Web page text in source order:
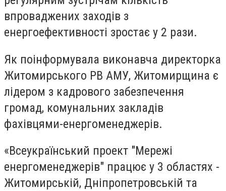
впроваджених заходів з
енергоефективності зростає у 2 рази.
Як поінформувала виконавча директорка
Житомирського РВ АМУ, Житомирщина є
лідером з кадрового забезпечення
громад, комунальних закладів
фахівцями-енергоменеджерів.
«Всеукраїнський проект "Мережі
енергоменеджерів" працює у 3 областях -
Житомирській, Дніпропетровській та